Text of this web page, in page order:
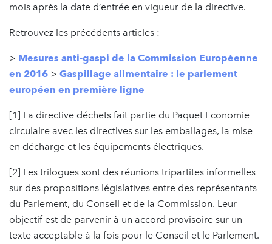
mois après la date d’entrée en vigueur de la directive.
Retrouvez les précédents articles :
> Mesures anti-gaspi de la Commission Européenne
en 2016 > Gaspillage alimentaire : le parlement
européen en première ligne
[1] La directive déchets fait partie du Paquet Economie
circulaire avec les directives sur les emballages, la mise
en décharge et les équipements électriques.
[2] Les trilogues sont des réunions tripartites informelles
sur des propositions législatives entre des représentants
du Parlement, du Conseil et de la Commission. Leur
objectif est de parvenir à un accord provisoire sur un
texte acceptable à la fois pour le Conseil et le Parlement.